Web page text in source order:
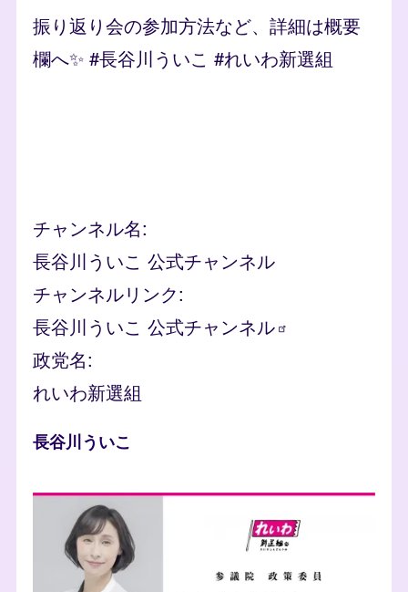
振り返り会の参加方法など、詳細は概要
欄へ✨ #長谷川ういこ #れいわ新選組
チャンネル名
長谷川ういこ 公式チャンネル
チャンネルリンク
長谷川ういこ 公式チャンネル
政党名
れいわ新選組
長谷川ういこ